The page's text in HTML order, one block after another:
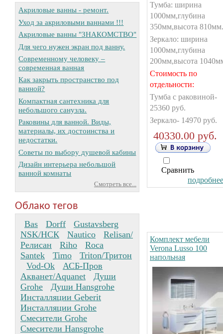
Акриловые ванны - ремонт.
Уход за акриловыми ваннами !!!
Акриловые ванны "ЗНАКОМСТВО"
Для чего нужен экран под ванну.
Современному человеку –
современная ванная
Как закрыть пространство под
ванной?
Компактная сантехника для
небольшого санузла.
Раковины для ванной. Виды,
материалы, их достоинства и
недостатки.
Советы по выбору душевой кабины
Дизайн интерьера небольшой
ванной комнаты
Смотреть все...
Облако тегов
Bas Dorff
Gustavsberg
NSK/НСК
Nautico
Relisan/
Релисан
Riho
Roca
Santek
Timo
Triton/Тритон
Vod-Ok
АСБ-Пров
Акванет/Aquanet
Души
Grohe
Души Hansgrohe
Инсталляции Geberit
Инсталляции Grohe
Смесители Grohe
Смесители Hansgrohe
Тумба: ширина
1000мм,глубина
350мм,высота 810мм.
Зеркало: ширина
1000мм,глубина
200мм,высота
Стоимость по
отдельности:
Тумба с раковиной-
25360 руб.
Зеркало- 14970 руб.
40330.00 руб.
Сравнить
Комплект мебели
Verona Lusso 100
напольная